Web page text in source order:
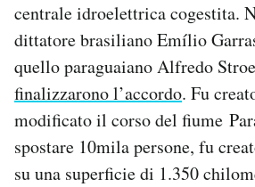
centrale idroelettrica cogestita.
dittatore brasiliano Emílio
quello paraguaiano Alfredo
finalizzarono l’accordo. Fu
modificato il corso del fiume
spostare 10mila persone, fu
su una superficie di 1.350